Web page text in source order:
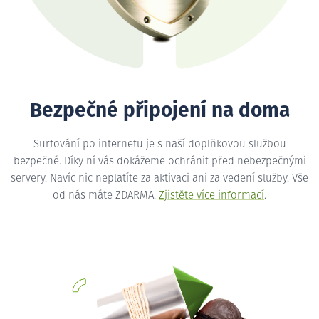
Bezpečné připojení na doma
Surfování po internetu je s naší doplňkovou službou
bezpečné. Díky ní vás dokážeme ochránit před nebezpečnými
servery. Navíc nic neplatíte za aktivaci ani za vedení služby. Vše
od nás máte ZDARMA. Zjistěte více informací.